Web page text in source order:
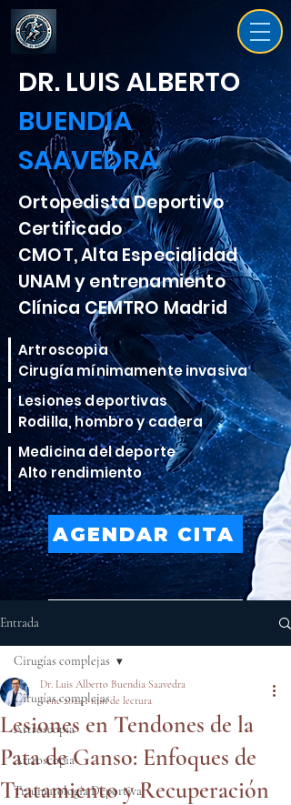
DR. LUIS ALBERTO
BUENDIA
SAAVEDRA
Ortopedista Deportivo
Certificado
CMOT, Alta Especialidad
UNAM y entrenamiento
Clínica CEMTRO Madrid
Artroscopia
Cirugía mínimamente invasiva
Lesiones deportivas
Rodilla, hombro y cadera
Medicina del deporte
Alto rendimiento
AGENDAR CITA
Entrada
Cirugías complejas
Artroscopia
Artroscopia
Traumatología Deportiva
Cirugías complejas
Lesiones en Tendones de la
Pata de Ganso: Enfoques de
Tratamiento y Recuperación
Dr. Luis Alberto Buendia Saavedra
1 ene 20241 min de lectura